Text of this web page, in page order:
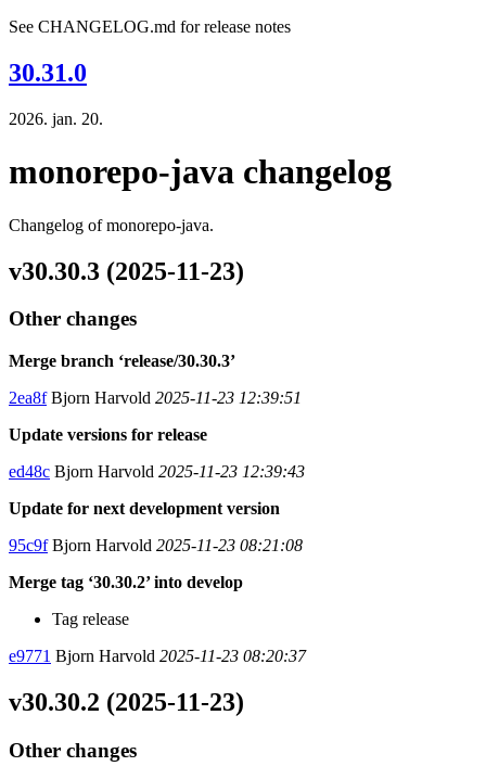
See CHANGELOG.md for release notes
30.31.0
2026. jan. 20.
monorepo-java changelog
Changelog of monorepo-java.
v30.30.3 (2025-11-23)
Other changes
Merge branch ‘release/30.30.3’
2ea8fBjorn Harvold 2025-11-23 12:39:51
Update versions for release
ed48c Bjorn Harvold 2025-11-23 12:39:43
Update for next development version
95c9fBjorn Harvold 2025-11-23 08:21:08
Merge tag ‘30.30.2’ into develop
Tag release
e9771 Bjorn Harvold 2025-11-23 08:20:37
v30.30.2 (2025-11-23)
Other changes